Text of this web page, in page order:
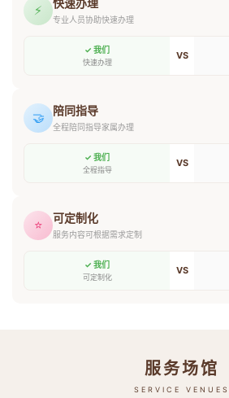
⚡ 快速办理
专业人员协助快速办理
✓ 我们
快速办理
VS
🤝 陪同指导
全程陪同指导家属办理
✓ 我们
全程指导
VS
⭐ 可定制化
服务内容可根据需求定制
✓ 我们
可定制化
VS
服务场馆
SERVICE VENUES